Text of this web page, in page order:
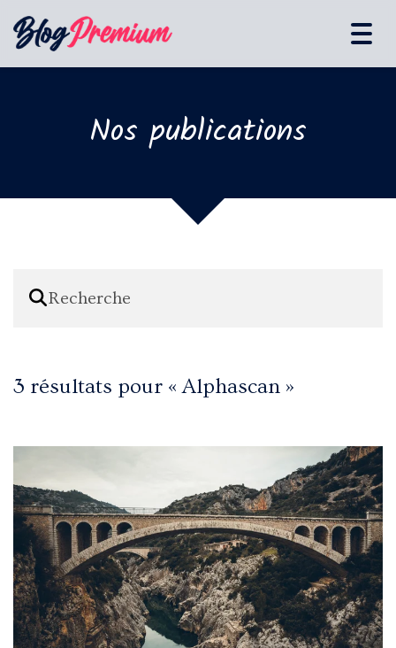
Nos publications
3 résultats pour «Alphascan »